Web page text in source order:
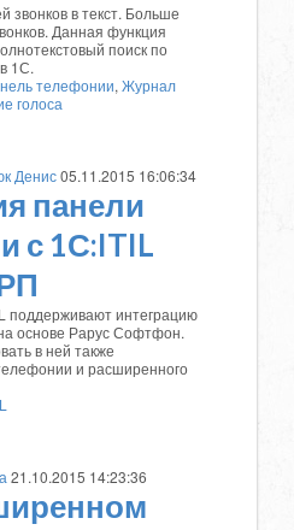
звонков в текст. Больше
Данная функция
поиск по
1С.
телефонии, Журнал
голоса
Денис05.11.2015 16:06:34
панели
с 1С:ITIL
поддерживают интеграцию
основе Рарус Софтфон.
в ней также
и расширенного
21.10.2015 14:23:36